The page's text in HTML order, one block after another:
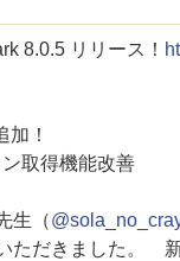
8.0.5 リリース！
加！
ン取得機能改善
生（
ただきました。